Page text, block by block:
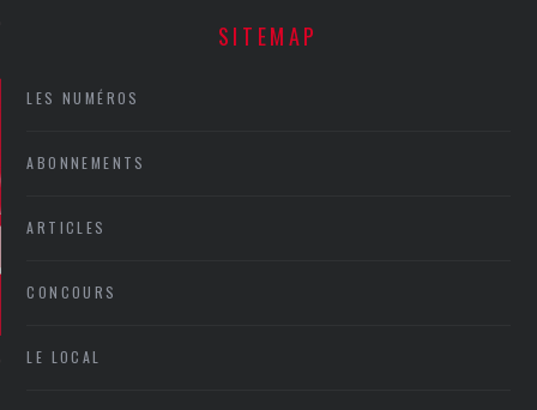
SITEMAP
LES NUMÉROS
ABONNEMENTS
ARTICLES
CONCOURS
LE LOCAL